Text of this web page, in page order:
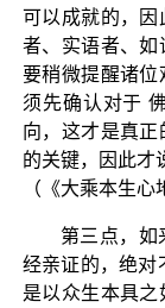
可以成就的，
者、实语者、如
要稍微提醒诸
须先确认对于
向，这才是真
的关键，因此才
（《大乘本生心
第三点，如
经亲证的，绝对
是以众生本具